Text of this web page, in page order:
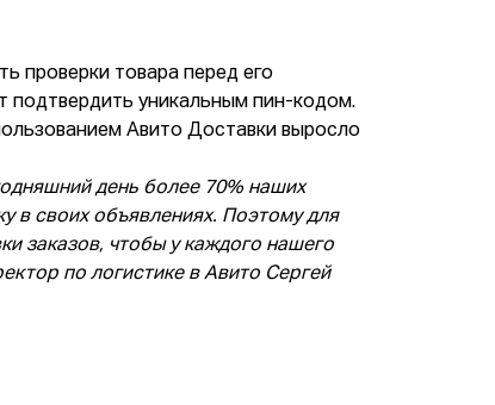
проверки товара перед его
подтвердить уникальным пин-кодом.
Авито Доставки выросло
день более 70% наших
в своих объявлениях. Поэтому для
заказов, чтобы у каждого нашего
по логистике в Авито Сергей